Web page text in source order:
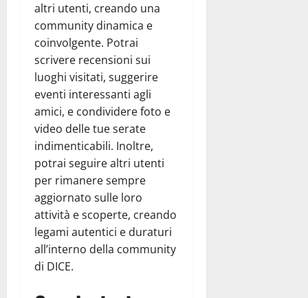
altri utenti, creando una
community dinamica e
coinvolgente. Potrai
scrivere recensioni sui
luoghi visitati, suggerire
eventi interessanti agli
amici, e condividere foto e
video delle tue serate
indimenticabili. Inoltre,
potrai seguire altri utenti
per rimanere sempre
aggiornato sulle loro
attività e scoperte, creando
legami autentici e duraturi
all’interno della community
di DICE.